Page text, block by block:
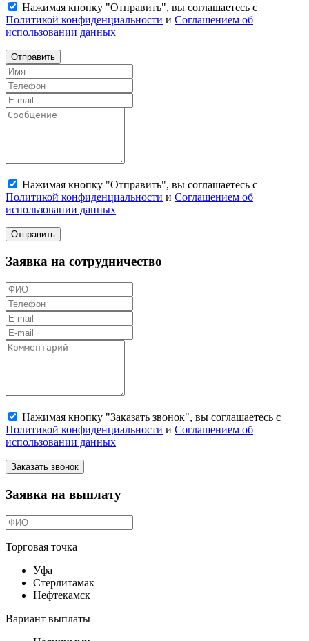
Нажимая кнопку "Отправить", вы соглашаетесь с
Политикой конфиденциальности и Соглашением об
использовании данных
Отправить
Нажимая кнопку "Отправить", вы соглашаетесь с
Политикой конфиденциальности и Соглашением об
использовании данных
Отправить
Заявка на сотрудничество
Нажимая кнопку "Заказать звонок", вы соглашаетесь с
Политикой конфиденциальности и Соглашением об
использовании данных
Заказать звонок
Заявка на выплату
Торговая точка
Уфа
Стерлитамак
Нефтекамск
Вариант выплаты